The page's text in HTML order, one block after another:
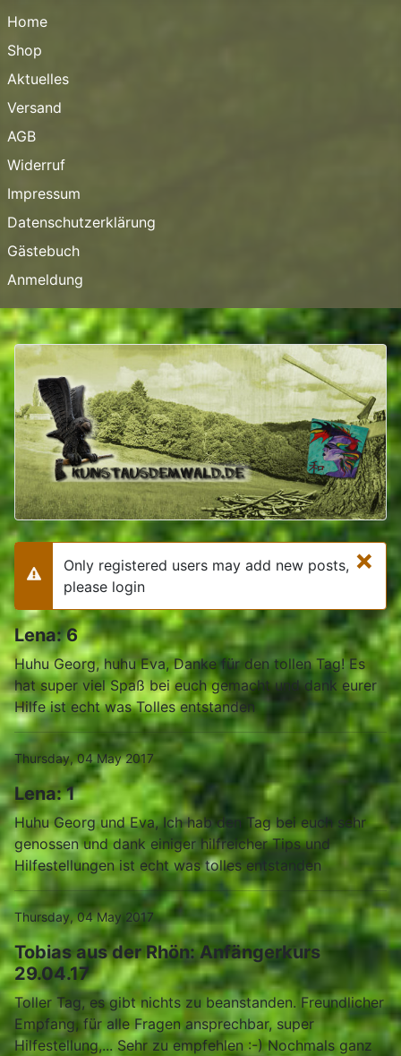
Home
Shop
Aktuelles
Versand
AGB
Widerruf
Impressum
Datenschutzerklärung
Gästebuch
Anmeldung
×
Warning
Only registered users may add new posts,
please login
Lena: 6
Huhu Georg, huhu Eva, Danke für den tollen Tag! Es
hat super viel Spaß bei euch gemacht und dank eurer
Hilfe ist echt was Tolles entstanden
Thursday, 04 May 2017
Lena: 1
Huhu Georg und Eva, Ich hab den Tag bei euch sehr
genossen und dank einiger hilfreicher Tips und
Hilfestellungen ist echt was tolles entstanden
Thursday, 04 May 2017
Tobias aus der Rhön: Anfängerkurs
29.04.17
Toller Tag, es gibt nichts zu beanstanden. Freundlicher
Empfang, für alle Fragen ansprechbar, super
Hilfestellung,... Sehr zu empfehlen :-) Nochmals ganz